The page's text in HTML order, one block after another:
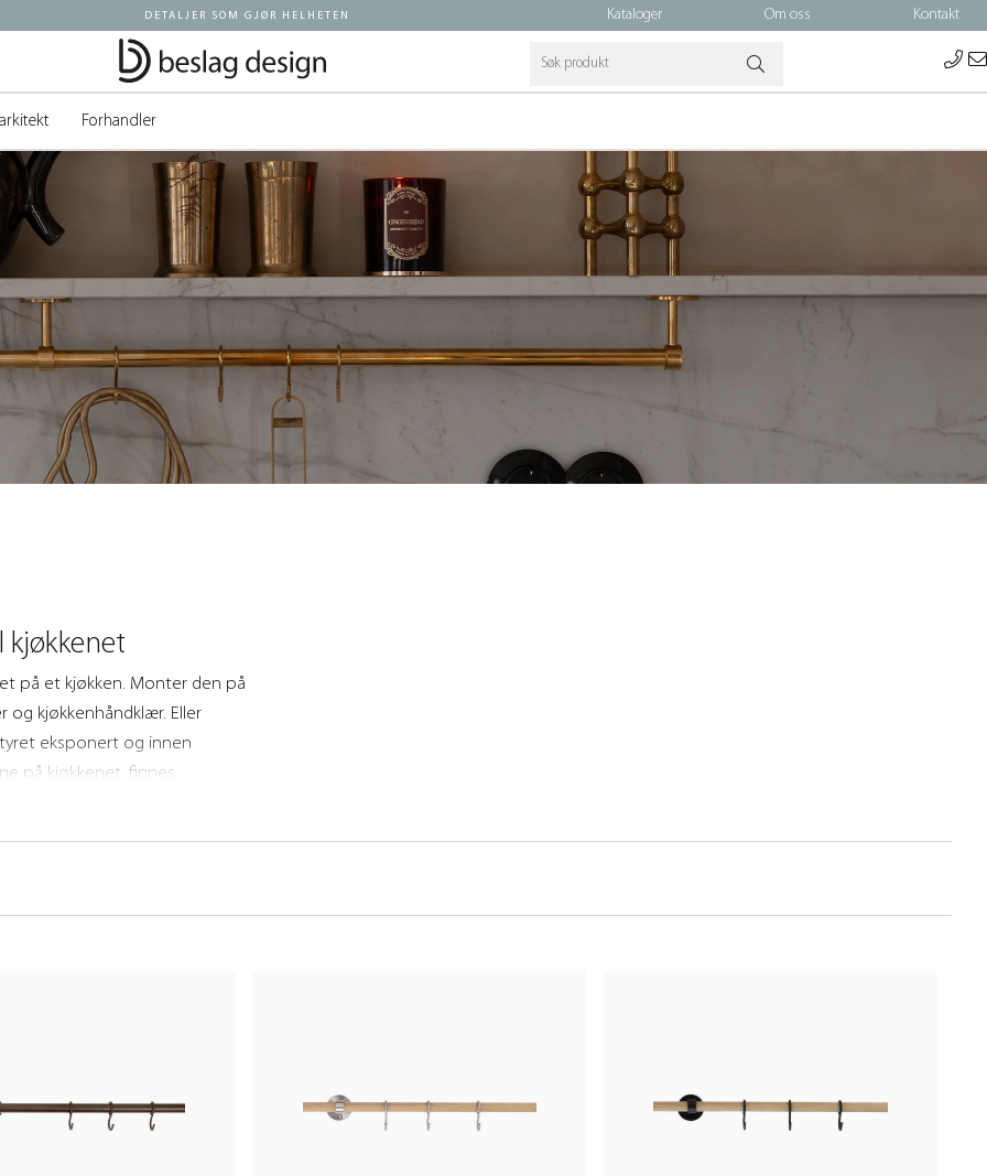
DETALJER SOM GJØR HELHETEN Kataloger Om oss Kontakt
Forhandler
kjøkkenet
på et kjøkken. Monter den på
og kjøkkenhåndklær. Eller
eksponert og innen
på kjøkkenet, finnes
matt sort og børstet
som varer. Velg fra vårt
og du kan lage ditt eget